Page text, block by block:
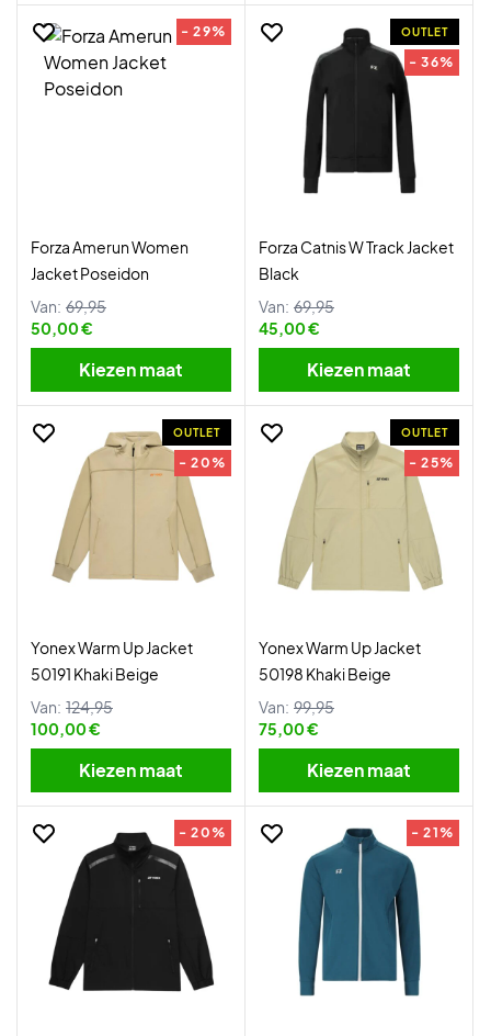
- 29%
Forza Amerun Women
Jacket Poseidon
Van: 69,95
50,00 €
Kiezen maat
OUTLET
- 36%
Forza Catnis W Track Jacket
Black
Van: 69,95
45,00 €
Kiezen maat
OUTLET
- 20%
Yonex Warm Up Jacket
50191 Khaki Beige
Van: 124,95
100,00 €
Kiezen maat
OUTLET
- 25%
Yonex Warm Up Jacket
50198 Khaki Beige
Van: 99,95
75,00 €
Kiezen maat
- 20% - 21%